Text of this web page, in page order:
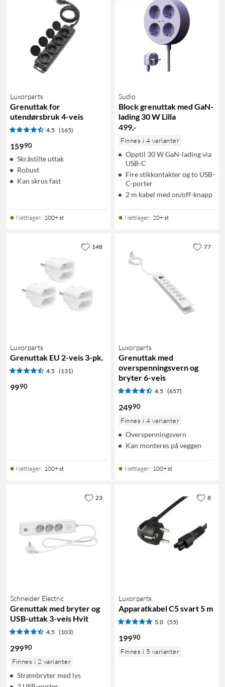
Luxorparts
Grenuttak for
utendørsbruk 4-veis
4.5 (165)
15990
Skråstilte uttak
Robust
Kan skrus fast
Nettlager: 100+ st
Sudio
Block grenuttak med GaN-
lading 30 W Lilla
499,-
Finnes i 4 varianter
Opptil 30 W GaN-lading via
USB-C
Fire stikkontakter og to USB-
C-porter
2 m kabel med on/off-knapp
Nettlager: 20+ st
Luxorparts
Grenuttak EU 2-veis 3-pk.
4.5 (131)
9990
Nettlager: 100+ st
148
Luxorparts
Grenuttak med
overspenningsvern og
bryter 6-veis
4.5 (657)
24990
Finnes i 4 varianter
Overspenningsvern
Kan monteres på veggen
Nettlager: 100+ st
77
Schneider Electric
Grenuttak med bryter og
USB-uttak 3-veis Hvit
4.5 (103)
29990
Finnes i 2 varianter
Strømbryter med lys
23
Luxorparts
Apparatkabel C5 svart 5 m
5.0 (55)
19990
Finnes i 5 varianter
8